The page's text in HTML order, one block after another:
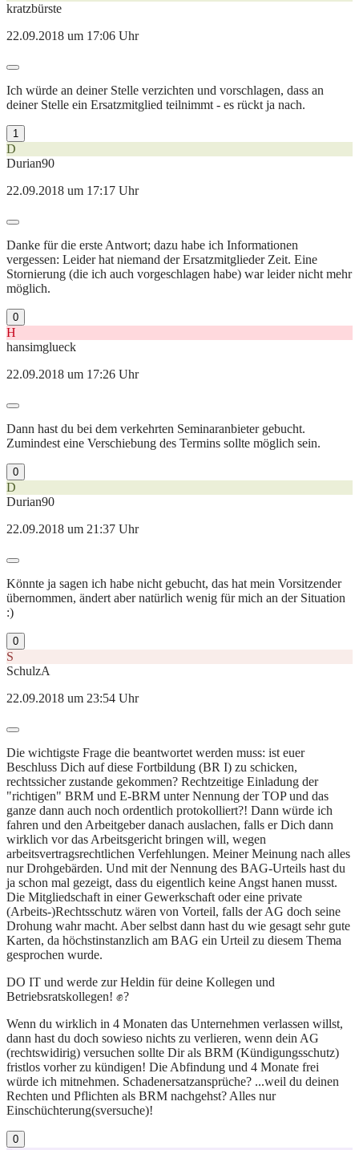
kratzbürste
22.09.2018 um 17:06 Uhr
Ich würde an deiner Stelle verzichten und vorschlagen, dass an
deiner Stelle ein Ersatzmitglied teilnimmt - es rückt ja nach.
1
D
Durian90
22.09.2018 um 17:17 Uhr
Danke für die erste Antwort; dazu habe ich Informationen
vergessen: Leider hat niemand der Ersatzmitglieder Zeit. Eine
Stornierung (die ich auch vorgeschlagen habe) war leider nicht mehr
möglich.
0
H
hansimglueck
22.09.2018 um 17:26 Uhr
Dann hast du bei dem verkehrten Seminaranbieter gebucht.
Zumindest eine Verschiebung des Termins sollte möglich sein.
0
D
Durian90
22.09.2018 um 21:37 Uhr
Könnte ja sagen ich habe nicht gebucht, das hat mein Vorsitzender
übernommen, ändert aber natürlich wenig für mich an der Situation
:)
0
S
SchulzA
22.09.2018 um 23:54 Uhr
Die wichtigste Frage die beantwortet werden muss: ist euer
Beschluss Dich auf diese Fortbildung (BR I) zu schicken,
rechtssicher zustande gekommen? Rechtzeitige Einladung der
"richtigen" BRM und E-BRM unter Nennung der TOP und das
ganze dann auch noch ordentlich protokolliert?! Dann würde ich
fahren und den Arbeitgeber danach auslachen, falls er Dich dann
wirklich vor das Arbeitsgericht bringen will, wegen
arbeitsvertragsrechtlichen Verfehlungen. Meiner Meinung nach alles
nur Drohgebärden. Und mit der Nennung des BAG-Urteils hast du
ja schon mal gezeigt, dass du eigentlich keine Angst hanen musst.
Die Mitgliedschaft in einer Gewerkschaft oder eine private
(Arbeits-)Rechtsschutz wären von Vorteil, falls der AG doch seine
Drohung wahr macht. Aber selbst dann hast du wie gesagt sehr gute
Karten, da höchstinstanzlich am BAG ein Urteil zu diesem Thema
gesprochen wurde.
DO IT und werde zur Heldin für deine Kollegen und
Betriebsratskollegen! ✊?
Wenn du wirklich in 4 Monaten das Unternehmen verlassen willst,
dann hast du doch sowieso nichts zu verlieren, wenn dein AG
(rechtswidirig) versuchen sollte Dir als BRM (Kündigungsschutz)
fristlos vorher zu kündigen! Die Abfindung und 4 Monate frei
würde ich mitnehmen. Schadenersatzansprüche? ...weil du deinen
Rechten und Pflichten als BRM nachgehst? Alles nur
Einschüchterung(sversuche)!
0